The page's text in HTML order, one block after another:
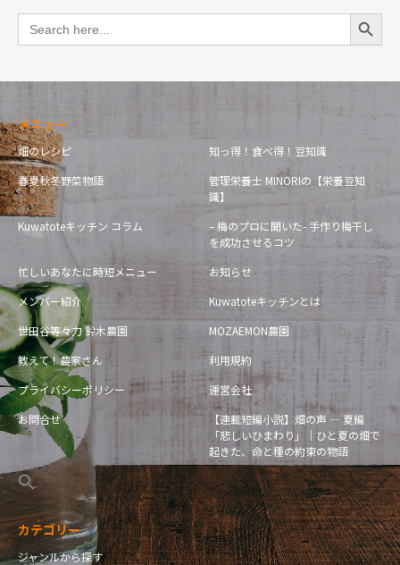
Search
for:
Search Button
メニュー
畑のレシピ
知っ得！食べ得！豆知識
春夏秋冬野菜物語
管理栄養士 MINORIの【栄養豆知
識】
Kuwatoteキッチン コラム
– 梅のプロに聞いた- 手作り梅干し
を成功させるコツ
忙しいあなたに時短メニュー
お知らせ
メンバー紹介
Kuwatoteキッチンとは
世田谷等々力 鈴木農園
MOZAEMON農園
教えて！農家さん
利用規約
プライバシーポリシー
運営会社
お問合せ
【連載短編小説】畑の声 — 夏編
「悲しいひまわり」｜ひと夏の畑で
起きた、命と種の約束の物語
カテゴリー
ジャンルから探す